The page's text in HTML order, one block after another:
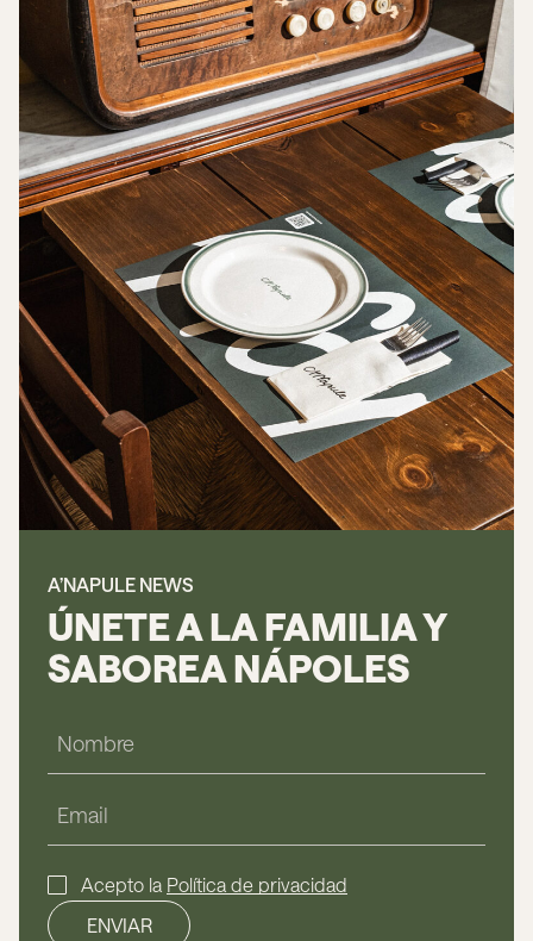
A’NAPULE NEWS
ÚNETE A LA FAMILIA Y
SABOREA NÁPOLES
Acepto la Política de privacidad
ENVIAR